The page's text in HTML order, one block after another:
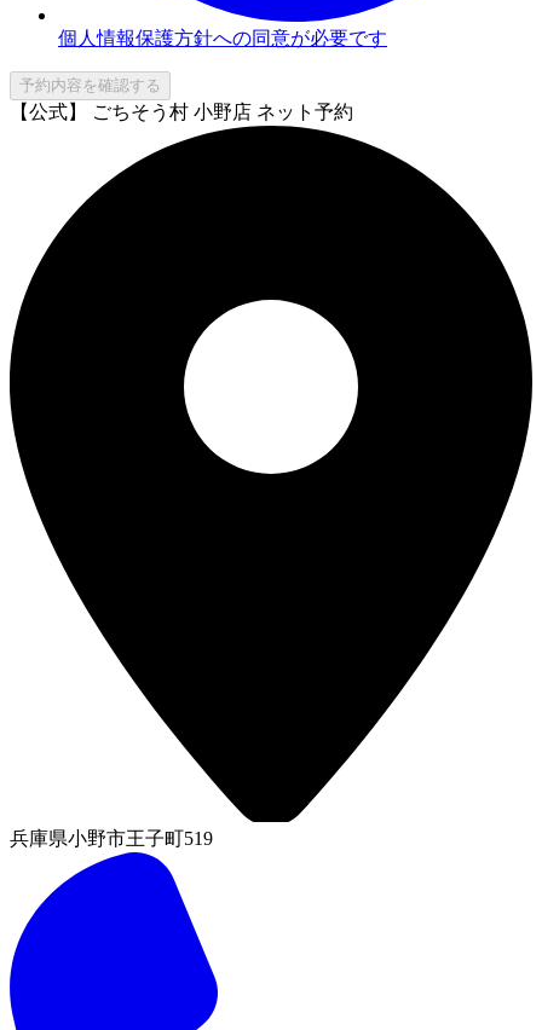
個人情報保護方針への同意が必要です
予約内容を確認する
【公式】 ごちそう村 小野店 ネット予約
兵庫県小野市王子町519